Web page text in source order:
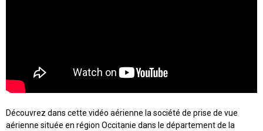
Découvrez dans cette vidéo aérienne la société de prise de vue
aérienne située en région Occitanie dans le département de la